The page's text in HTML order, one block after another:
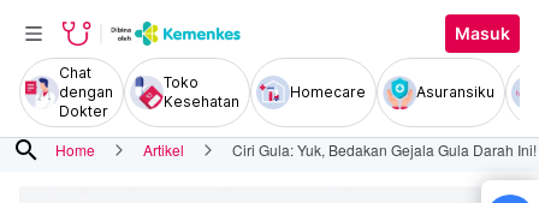
Masuk
Chat
dengan
Dokter
Toko
Kesehatan
Homecare Asuransiku
search Home Artikel Ciri Gula: Yuk, Bedakan Gejala Gula Darah Ini!